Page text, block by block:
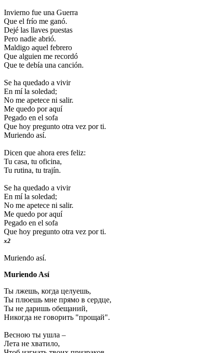
Invierno fue una Guerra
Que el frío me ganó.
Dejé las llaves puestas
Pero nadie abrió.
Maldigo aquel febrero
Que alguien me recordó
Que te debía una canción.
Se ha quedado a vivir
En mí la soledad;
No me apetece ni salir.
Me quedo por aquí
Pegado en el sofa
Que hoy pregunto otra vez por ti.
Muriendo así.
Dicen que ahora eres feliz:
Tu casa, tu oficina,
Tu rutina, tu trajín.
Se ha quedado a vivir
En mí la soledad;
No me apetece ni salir.
Me quedo por aquí
Pegado en el sofa
Que hoy pregunto otra vez por ti.
x2
Muriendo así.
Muriendo Así
Ты лжешь, когда целуешь,
Ты плюешь мне прямо в сердце,
Ты не даришь обещаний,
Никогда не говорить "прощай".
Весною ты ушла –
Лета не хватило,